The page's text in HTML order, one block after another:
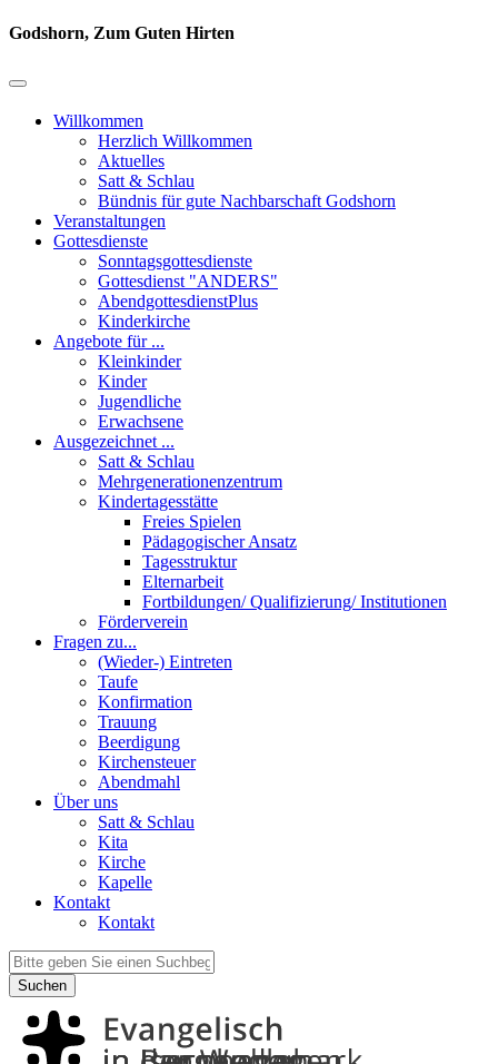
Godshorn, Zum Guten Hirten
Willkommen
Herzlich Willkommen
Aktuelles
Satt & Schlau
Bündnis für gute Nachbarschaft Godshorn
Veranstaltungen
Gottesdienste
Sonntagsgottesdienste
Gottesdienst "ANDERS"
AbendgottesdienstPlus
Kinderkirche
Angebote für ...
Kleinkinder
Kinder
Jugendliche
Erwachsene
Ausgezeichnet ...
Satt & Schlau
Mehrgenerationenzentrum
Kindertagesstätte
Freies Spielen
Pädagogischer Ansatz
Tagesstruktur
Elternarbeit
Fortbildungen/ Qualifizierung/ Institutionen
Förderverein
Fragen zu...
(Wieder-) Eintreten
Taufe
Konfirmation
Trauung
Beerdigung
Kirchensteuer
Abendmahl
Über uns
Satt & Schlau
Kita
Kirche
Kapelle
Kontakt
Kontakt
Suchen